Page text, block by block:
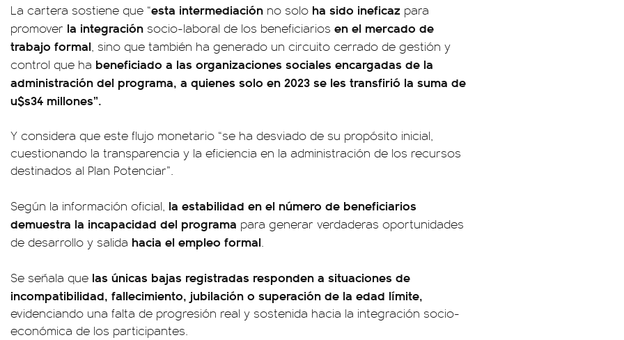
La cartera sostiene que “esta intermediación no solo ha sido ineficaz para
promover la integración socio-laboral de los beneficiarios en el mercado de
trabajo formal, sino que también ha generado un circuito cerrado de gestión y
control que ha beneficiado a las organizaciones sociales encargadas de la
administración del programa, a quienes solo en 2023 se les transfirió la suma de
u$s34 millones”.
Y considera que este flujo monetario “se ha desviado de su propósito inicial,
cuestionando la transparencia y la eficiencia en la administración de los recursos
destinados al Plan Potenciar”.
Según la información oficial, la estabilidad en el número de beneficiarios
demuestra la incapacidad del programa para generar verdaderas oportunidades
de desarrollo y salida hacia el empleo formal.
Se señala que las únicas bajas registradas responden a situaciones de
incompatibilidad, fallecimiento, jubilación o superación de la edad límite,
evidenciando una falta de progresión real y sostenida hacia la integración socio-
económica de los participantes.